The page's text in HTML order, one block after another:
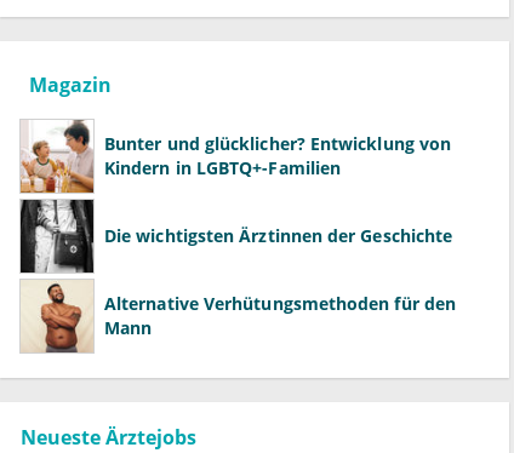
Magazin
Bunter und glücklicher? Entwicklung von
Kindern in LGBTQ+-Familien
Die wichtigsten Ärztinnen der Geschichte
Alternative Verhütungsmethoden für den
Mann
Neueste Ärztejobs